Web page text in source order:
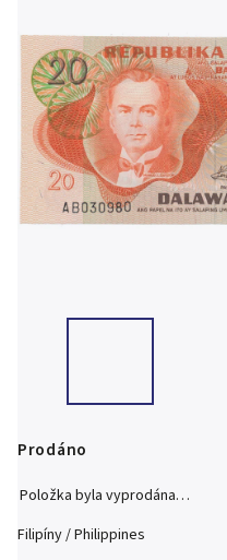
Prodáno
Položka byla vyprodána…
Filipíny / Philippines